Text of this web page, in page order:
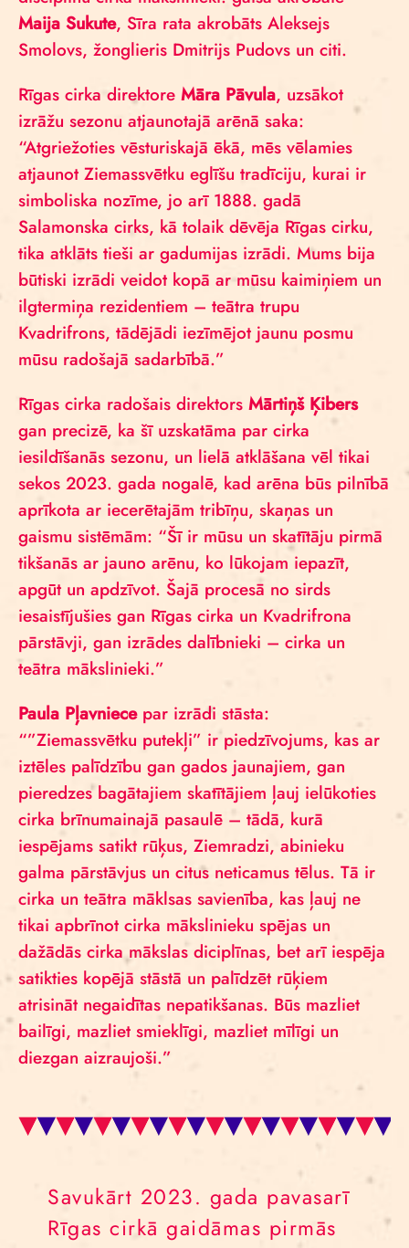
Maija Sukute, Sīra rata akrobāts Aleksejs
Smolovs, žonglieris Dmitrijs Pudovs un citi.
Rīgas cirka direktore Māra Pāvula, uzsākot
izrāžu sezonu atjaunotajā arēnā saka:
“Atgriežoties vēsturiskajā ēkā, mēs vēlamies
atjaunot Ziemassvētku eglīšu tradīciju, kurai ir
simboliska nozīme, jo arī 1888. gadā
Salamonska cirks, kā tolaik dēvēja Rīgas cirku,
tika atklāts tieši ar gadumijas izrādi. Mums bija
būtiski izrādi veidot kopā ar mūsu kaimiņiem un
ilgtermiņa rezidentiem – teātra trupu
Kvadrifrons, tādējādi iezīmējot jaunu posmu
mūsu radošajā sadarbībā.”
Rīgas cirka radošais direktors Mārtiņš Ķibers
gan precizē, ka šī uzskatāma par cirka
iesildīšanās sezonu, un lielā atklāšana vēl tikai
sekos 2023. gada nogalē, kad arēna būs pilnībā
aprīkota ar iecerētajām tribīņu, skaņas un
gaismu sistēmām: “Šī ir mūsu un skatītāju pirmā
tikšanās ar jauno arēnu, ko lūkojam iepazīt,
apgūt un apdzīvot. Šajā procesā no sirds
iesaistījušies gan Rīgas cirka un Kvadrifrona
pārstāvji, gan izrādes dalībnieki – cirka un
teātra mākslinieki.”
Paula Pļavniecepar izrādi stāsta:
“”Ziemassvētku putekļi” ir piedzīvojums, kas ar
iztēles palīdzību gan gados jaunajiem, gan
pieredzes bagātajiem skatītājiem ļauj ielūkoties
cirka brīnumainajā pasaulē – tādā, kurā
iespējams satikt rūķus, Ziemradzi, abinieku
galma pārstāvjus un citus neticamus tēlus. Tā ir
cirka un teātra māklsas savienība, kas ļauj ne
tikai apbrīnot cirka mākslinieku spējas un
dažādās cirka mākslas diciplīnas, bet arī iespēja
satikties kopējā stāstā un palīdzēt rūķiem
atrisināt negaidītas nepatikšanas. Būs mazliet
bailīgi, mazliet smieklīgi, mazliet mīlīgi un
diezgan aizraujoši.”
Savukārt 2023. gada pavasarī
Rīgas cirkā gaidāmas pirmās